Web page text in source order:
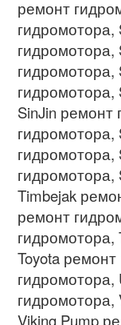
ремонт
гидромотора,
гидромотора,
гидромотора,
гидромотора,
SinJin ремонт
гидромотора,
гидромотора,
гидромотора,
Timbejak
ремонт
гидромотора,
Toyota
гидромотора,
гидромотора,
Viking Pump